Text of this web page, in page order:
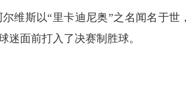
尔维斯以“里卡迪尼奥”之名闻名于
迷面前打入了决赛制胜球。